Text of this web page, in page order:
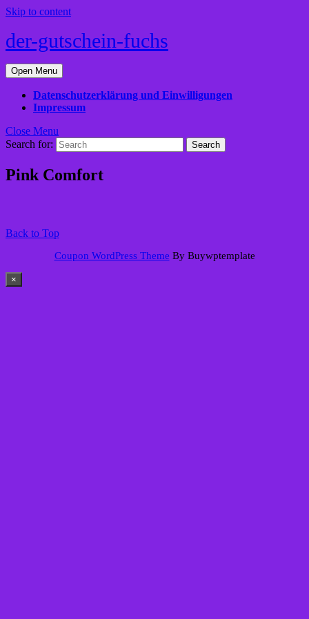
Skip to content
der-gutschein-fuchs
Open Menu
Datenschutzerklärung und Einwilligungen
Impressum
Close Menu
Search for:
Pink Comfort
Back to Top
Coupon WordPress Theme By Buywptemplate
×